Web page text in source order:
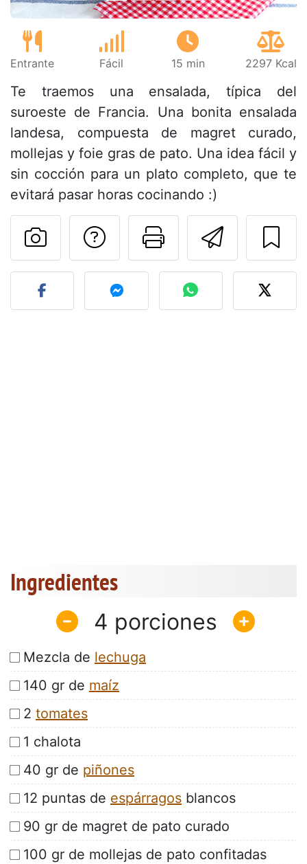
Entrante Fácil 15 min 2297 Kcal
Te traemos una ensalada, típica del
suroeste de Francia. Una bonita ensalada
landesa, compuesta de magret curado,
mollejas y foie gras de pato. Una idea fácil y
sin cocción para un plato completo, que te
evitará pasar horas cocinando :)
Imprimir
Preguntar al autor
Publicar la foto de esta
Ingredientes
4
Mezcla de lechuga
140 gr de maíz
2 tomates
1 chalota
40 gr de piñones
12 puntas de espárragos blancos
90 gr de magret de pato curado
100 gr de mollejas de pato confitadas